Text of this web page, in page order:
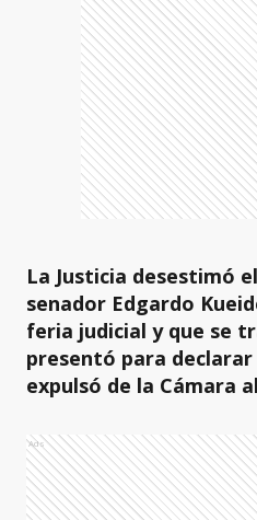
La Justicia desestimó
senador Edgardo
feria judicial y que se
presentó para
expulsó de la Cámara
Ads